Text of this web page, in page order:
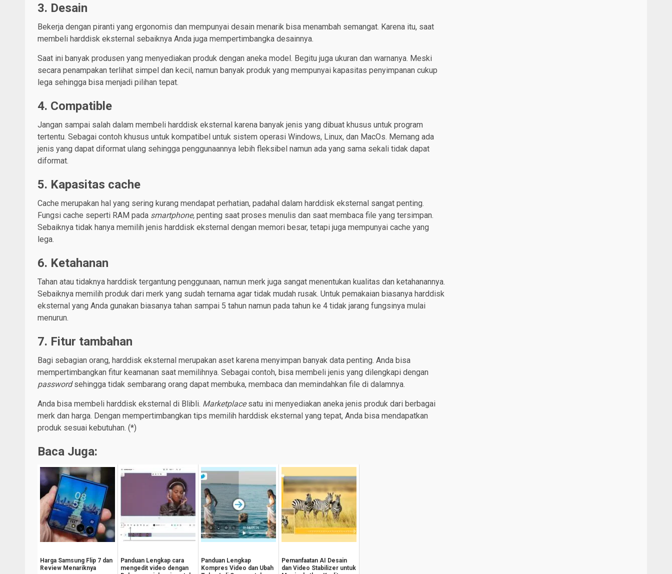
3. Desain
Bekerja dengan piranti yang ergonomis dan mempunyai desain menarik bisa menambah semangat. Karena itu, saat
membeli harddisk eksternal sebaiknya Anda juga mempertimbangka desainnya.
Saat ini banyak produsen yang menyediakan produk dengan aneka model. Begitu juga ukuran dan warnanya. Meski
secara penampakan terlihat simpel dan kecil, namun banyak produk yang mempunyai kapasitas penyimpanan cukup
lega sehingga bisa menjadi pilihan tepat.
4. Compatible
Jangan sampai salah dalam membeli harddisk eksternal karena banyak jenis yang dibuat khusus untuk program
tertentu. Sebagai contoh khusus untuk kompatibel untuk sistem operasi Windows, Linux, dan MacOs. Memang ada
jenis yang dapat diformat ulang sehingga penggunaannya lebih fleksibel namun ada yang sama sekali tidak dapat
diformat.
5. Kapasitas cache
Cache merupakan hal yang sering kurang mendapat perhatian, padahal dalam harddisk eksternal sangat penting.
Fungsi cache seperti RAM pada smartphone, penting saat proses menulis dan saat membaca file yang tersimpan.
Sebaiknya tidak hanya memilih jenis harddisk eksternal dengan memori besar, tetapi juga mempunyai cache yang
lega.
6. Ketahanan
Tahan atau tidaknya harddisk tergantung penggunaan, namun merk juga sangat menentukan kualitas dan ketahanannya.
Sebaiknya memilih produk dari merk yang sudah ternama agar tidak mudah rusak. Untuk pemakaian biasanya harddisk
eksternal yang Anda gunakan biasanya tahan sampai 5 tahun namun pada tahun ke 4 tidak jarang fungsinya mulai
menurun.
7. Fitur tambahan
Bagi sebagian orang, harddisk eksternal merupakan aset karena menyimpan banyak data penting. Anda bisa
mempertimbangkan fitur keamanan saat memilihnya. Sebagai contoh, bisa membeli jenis yang dilengkapi dengan
passwordsehingga tidak sembarang orang dapat membuka, membaca dan memindahkan file di dalamnya.
Anda bisa membeli harddisk eksternal di Blibli. Marketplacesatu ini menyediakan aneka jenis produk dari berbagai
merk dan harga. Dengan mempertimbangkan tips memilih harddisk eksternal yang tepat, Anda bisa mendapatkan
produk sesuai kebutuhan. (*)
Baca Juga:
Harga Samsung Flip 7 dan
Review Menariknya
Panduan Lengkap cara
mengedit video dengan
Panduan Lengkap
Kompres Video dan Ubah
Pemanfaatan AI Desain
dan Video Stabilizer untuk